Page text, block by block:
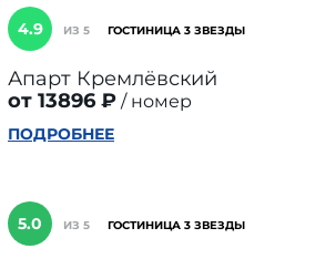
4.9 ИЗ 5 ГОСТИНИЦА 3 ЗВЕЗДЫ
Апарт Кремлёвский
от 13896 ₽
номер
ПОДРОБНЕЕ
5.0 ИЗ 5 ГОСТИНИЦА 3 ЗВЕЗДЫ